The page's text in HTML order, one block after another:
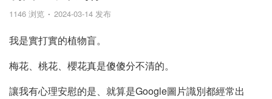
1146 浏览 2024-03-14 发布
我是實打實的植物盲。
梅花、桃花、櫻花真是傻傻分不清的。
讓我有心理安慰的是、就算是Google圖片識別都經常出